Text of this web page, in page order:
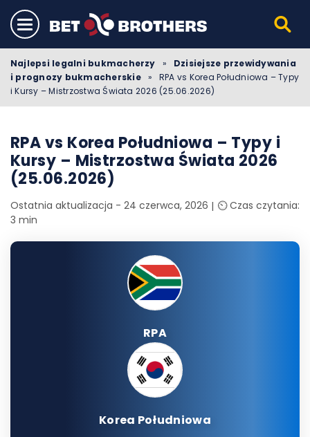
Najlepsi legalni bukmacherzy »
Dzisiejsze przewidywania
i prognozy bukmacherskie
»
RPA vs Korea Południowa – Typy
i Kursy – Mistrzostwa Świata 2026 (25.06.2026)
RPA vs Korea Południowa – Typy i
Kursy – Mistrzostwa Świata 2026
(25.06.2026)
Ostatnia aktualizacja - 24 czerwca, 2026
⏲️ Czas czytania:
3 min
RPA
Korea Południowa